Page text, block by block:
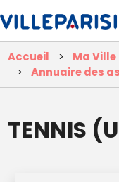
Accueil Ma Ville
Annuaire des
TENNIS